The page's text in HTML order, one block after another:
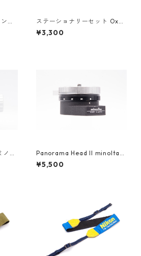
グ
ン
ステーショナリーセット Oxy
(オキシー) MINOLTA ロゴ Imo
tani イモタニ
¥3,300
ル
Panorama Head II minolta
ミノルタ
¥5,500